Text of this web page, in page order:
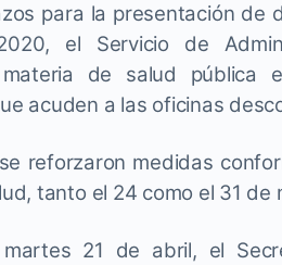
para la presentación de
el Servicio de
de salud pública
acuden a las oficinas
reforzaron medidas
tanto el 24 como el 31 de
21 de abril, el